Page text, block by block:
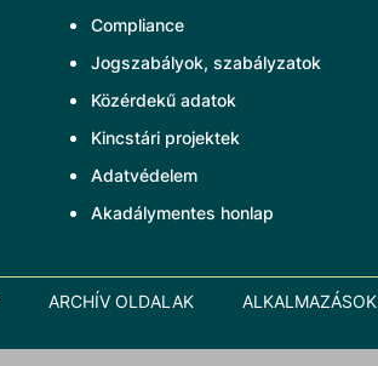
Compliance
Jogszabályok, szabályzatok
Közérdekű adatok
Kincstári projektek
Adatvédelem
Akadálymentes honlap
ARCHÍV OLDALAK ALKALMAZÁSOK